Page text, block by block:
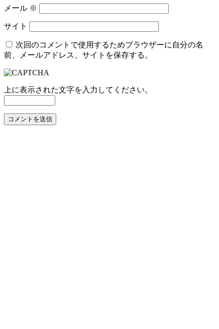
メール ※
サイト
次回のコメントで使用するためブラウザーに自分の名
前、メールアドレス、サイトを保存する。
上に表示された文字を入力してください。